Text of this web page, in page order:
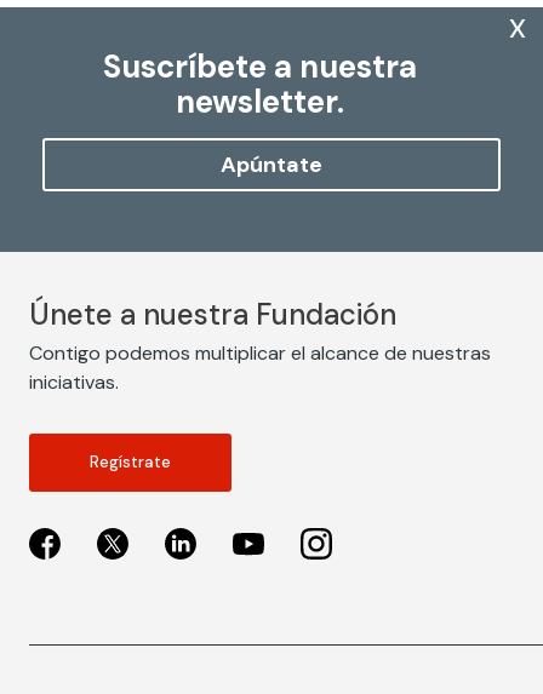
Suscríbete a nuestra
newsletter.
Apúntate
x
Únete a nuestra Fundación
Contigo podemos multiplicar el alcance de nuestras
iniciativas.
Regístrate